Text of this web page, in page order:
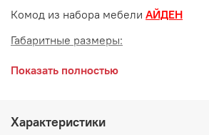
Комод из набора мебели АЙДЕН
Габаритные размеры:
длина 800 мм
высота 770 мм
Показать полностью
Характеристики